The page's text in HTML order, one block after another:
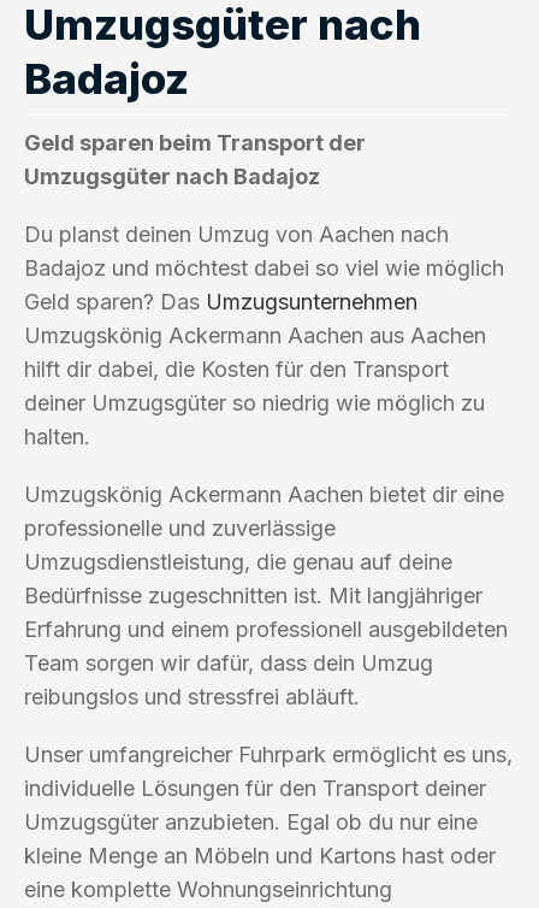
Umzugsgüter nach
Badajoz
Geld sparen beim Transport der
Umzugsgüter nach Badajoz
Du planst deinen Umzug von Aachen nach
Badajoz und möchtest dabei so viel wie möglich
Geld sparen? Das Umzugsunternehmen
Umzugskönig Ackermann Aachen aus Aachen
hilft dir dabei, die Kosten für den Transport
deiner Umzugsgüter so niedrig wie möglich zu
halten.
Umzugskönig Ackermann Aachen bietet dir eine
professionelle und zuverlässige
Umzugsdienstleistung, die genau auf deine
Bedürfnisse zugeschnitten ist. Mit langjähriger
Erfahrung und einem professionell ausgebildeten
Team sorgen wir dafür, dass dein Umzug
reibungslos und stressfrei abläuft.
Unser umfangreicher Fuhrpark ermöglicht es uns,
individuelle Lösungen für den Transport deiner
Umzugsgüter anzubieten. Egal ob du nur eine
kleine Menge an Möbeln und Kartons hast oder
eine komplette Wohnungseinrichtung